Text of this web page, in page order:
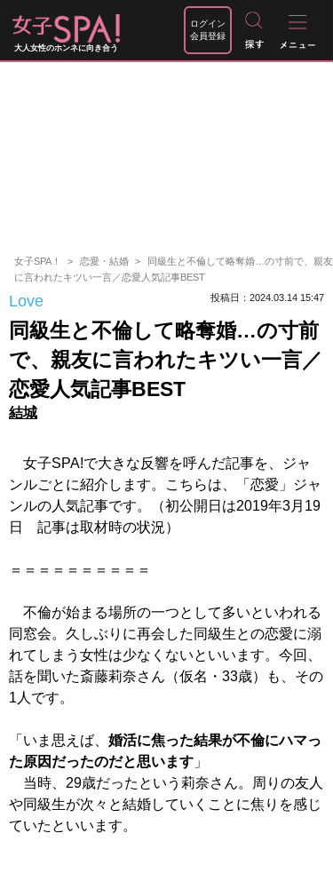
大人女性のホンネに向き合う
ログイン
会員登録
女子SPA！ 恋愛・結婚
同級生と不倫して略奪婚…の寸前で、親友
に言われたキツい一言／恋愛人気記事BEST
Love 投稿日：2024.03.14 15:47
同級生と不倫して略奪婚…の寸前
で、親友に言われたキツい一言／
恋愛人気記事BEST
結城
女子SPA!で大きな反響を呼んだ記事を、ジャ
ンルごとに紹介します。こちらは、「恋愛」ジャ
ンルの人気記事です。（初公開日は2019年3月19
日 記事は取材時の状況）
＝＝＝＝＝＝＝＝＝＝
不倫が始まる場所の一つとして多いといわれる
同窓会。久しぶりに再会した同級生との恋愛に溺
れてしまう女性は少なくないといいます。今回、
話を聞いた斎藤莉奈さん（仮名・33歳）も、その
1人です。
「いま思えば、 婚活に焦った結果が不倫にハマっ
た原因だったのだと思います 」
当時、29歳だったという莉奈さん。周りの友人
や同級生が次々と結婚していくことに焦りを感じ
ていたといいます。